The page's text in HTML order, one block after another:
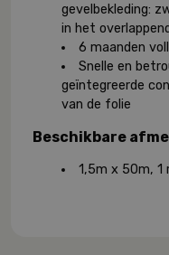
gevelbekleding:
in het
6 maanden
Snelle en
geïntegreerde
van de folie
Beschikbare
1,5m x 50m,